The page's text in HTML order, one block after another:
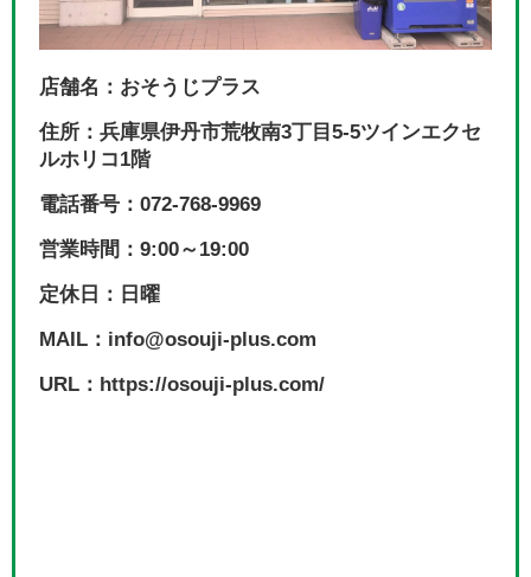
店舗名：おそうじプラス
住所：兵庫県伊丹市荒牧南3丁目5-5ツインエクセ
ルホリコ1階
電話番号：072-768-9969
営業時間：9:00～19:00
定休日：日曜
MAIL：info@osouji-plus.com
URL：https://osouji-plus.com/